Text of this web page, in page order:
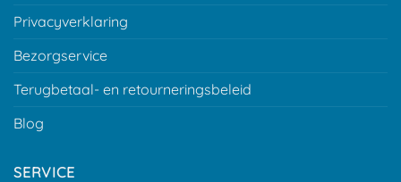
Privacyverklaring
Bezorgservice
Terugbetaal- en retourneringsbeleid
Blog
SERVICE